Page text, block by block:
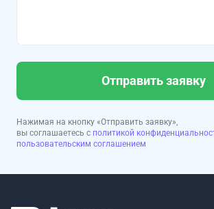
Отправить заявку
Нажимая на кнопку «Отправить заявку»,
вы соглашаетесь с политикой
пользовательским соглашением